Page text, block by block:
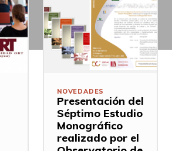
NOVEDADES
Presentación del
Séptimo Estudio
Monográfico
realizado por el